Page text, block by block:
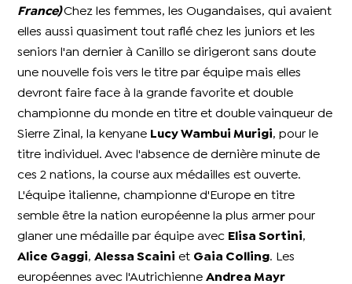
France) Chez les femmes, les Ougandaises, qui avaient
elles aussi quasiment tout raflé chez les juniors et les
seniors l'an dernier à Canillo se dirigeront sans doute
une nouvelle fois vers le titre par équipe mais elles
devront faire face à la grande favorite et double
championne du monde en titre et double vainqueur de
Sierre Zinal, la kenyane Lucy Wambui Murigi, pour le
titre individuel. Avec l'absence de dernière minute de
ces 2 nations, la course aux médailles est ouverte.
L'équipe italienne, championne d'Europe en titre
semble être la nation européenne la plus armer pour
glaner une médaille par équipe avec Elisa Sortini,
Alice Gaggi,Alessa Scaini et Gaia Colling. Les
européennes avec l'AutrichienneAndrea Mayr